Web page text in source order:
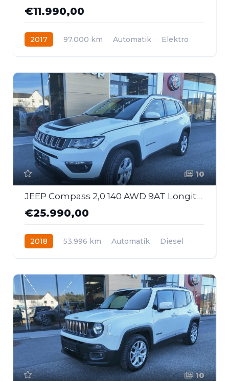
€11.990,00
2017 97.000 km Automatik
Elektro
10
JEEP Compass 2,0 140 AWD 9AT Longitude First Edition
€25.990,00
2018 53.996 km Automatik
Diesel
10